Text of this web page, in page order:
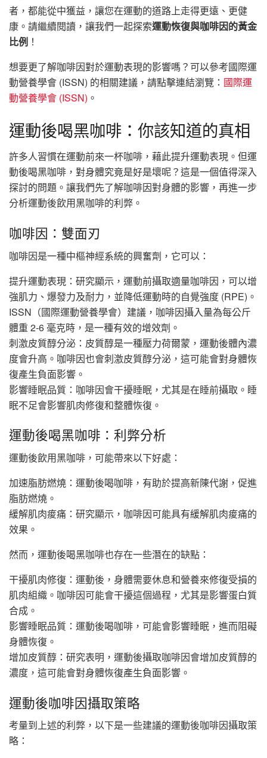
者，都能從中獲益，讓您在運動的道路上走得更遠、更健
康。請繼續閱讀，讓我們一起探索運動恢復與咖啡因的黃金
比例 ！
想要更了解咖啡因對於運動表現的影響嗎？可以參考國際運
動營養學會 (ISSN) 的相關建議，請點擊連結瀏覽： 國際運
動營養學會 (ISSN) 。
運動後喝黑咖啡：你該知道的真相
許多人習慣在運動前來一杯咖啡，藉此提升運動表現。但運
動後喝黑咖啡，對身體究竟是好是壞呢？這是一個值得深入
探討的問題。讓我們先了解咖啡因對身體的影響，再進一步
分析運動後飲用黑咖啡的利弊。
咖啡因：雙面刃
咖啡因是一種中樞神經系統的興奮劑，它可以：
提升運動表現：研究顯示，運動前攝取適量咖啡因，可以增
強肌力、爆發力及耐力，並降低運動時的自覺強度 (RPE)。
ISSN（國際運動營養學會）建議，咖啡因攝入量為每公斤
體重 2-6 毫克時，是一種有效的增效劑。
刺激皮質醇分泌：皮質醇是一種壓力荷爾蒙，運動後體內濃
度會升高。咖啡因也會刺激皮質醇分泌，這可能會對身體恢
復產生負面影響。
影響睡眠品質：咖啡因會干擾睡眠，尤其是在睡前攝取。睡
眠不足會影響肌肉修復和整體恢復。
運動後喝黑咖啡：利弊分析
運動後飲用黑咖啡，可能帶來以下好處：
加速脂肪燃燒：運動後喝咖啡，有助於提高新陳代謝，促進
脂肪燃燒。
緩解肌肉痠痛：研究顯示，咖啡因可能具有緩解肌肉痠痛的
效果。
然而，運動後喝黑咖啡也存在一些潛在的缺點：
干擾肌肉修復：運動後，身體需要休息和營養來修復受損的
肌肉組織。咖啡因可能會干擾這個過程，尤其是影響蛋白質
合成。
影響睡眠品質：運動後喝咖啡，可能會影響睡眠，進而阻礙
身體恢復。
增加皮質醇：研究表明，運動後攝取咖啡因會增加皮質醇的
濃度，這可能會對身體恢復產生負面影響。
運動後咖啡因攝取策略
考量到上述的利弊，以下是一些建議的運動後咖啡因攝取策
略：